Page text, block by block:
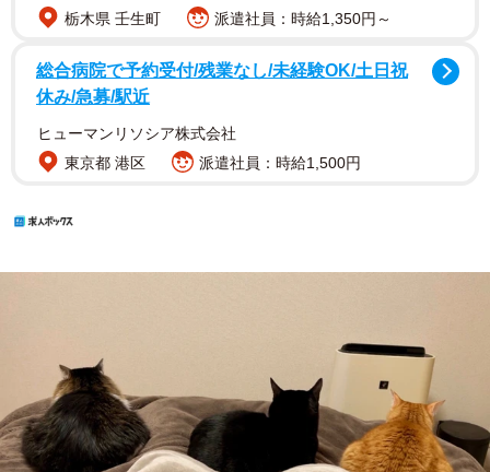
栃木県 壬生町
派遣社員：時給1,350円～
総合病院で予約受付/残業なし/未経験OK/土日祝
休み/急募/駅近
ヒューマンリソシア株式会社
東京都 港区
派遣社員：時給1,500円